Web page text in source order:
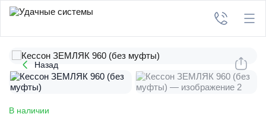
Назад
В наличии